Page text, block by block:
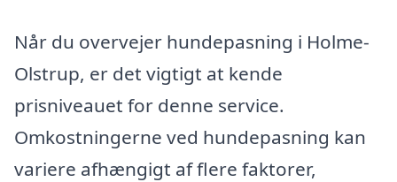
Når du overvejer hundepasning i Holme-
Olstrup, er det vigtigt at kende
prisniveauet for denne service.
Omkostningerne ved hundepasning kan
variere afhængigt af flere faktorer,